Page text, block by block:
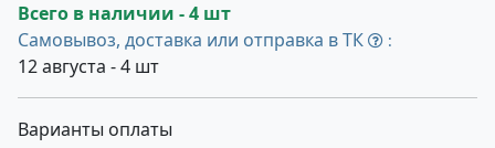
Всего в наличии - 4 шт
Самовывоз, доставка или отправка в ТК
:
12 августа - 4 шт
Варианты оплаты